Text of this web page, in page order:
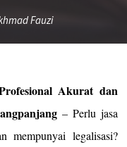
Fauzi
Akurat dan
– Perlu jasa
mempunyai legalisasi?